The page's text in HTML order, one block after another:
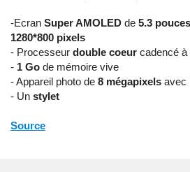
-Ecran Super AMOLED de 5.3 pouces
1280*800 pixels
- Processeur double coeur cadencé à
- 1 Go de mémoire vive
- Appareil photo de 8 mégapixels avec
- Un stylet
Source